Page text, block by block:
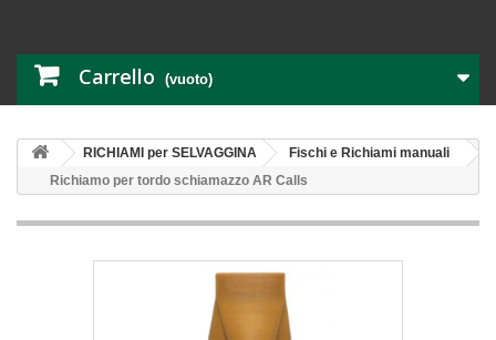
Carrello (vuoto)
RICHIAMI per SELVAGGINA
Fischi e Richiami manuali
Richiamo per tordo schiamazzo AR Calls